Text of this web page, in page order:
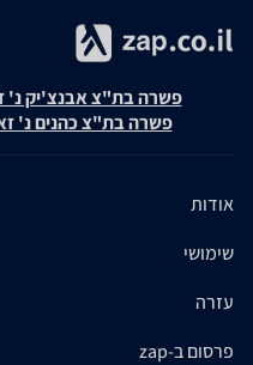
פשרה בת"צ אבנצ'יק נ' זאפ
פשרה בת"צ כהנים נ' זאפ גרופ
אודות
שימושי
עזרה
פרסום ב-zap